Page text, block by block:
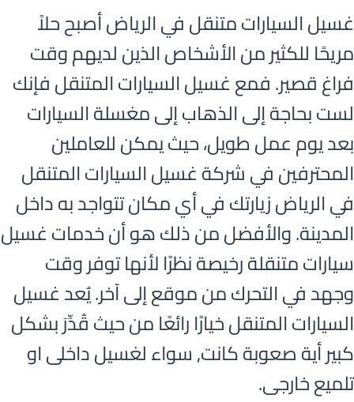
غسيل السيارات متنقل في الرياض أصبح حلاً
مريحًا للكثير من الأشخاص الذين لديهم وقت
فراغ قصير. فمع غسيل السيارات المتنقل فإنك
لست بحاجة إلى الذهاب إلى مغسلة السيارات
بعد يوم عمل طويل، حيث يمكن للعاملين
المحترفين في شركة غسيل السيارات المتنقل
في الرياض زيارتك في أي مكان تتواجد به داخل
المدينة. والأفضل من ذلك هو أن خدمات غسيل
سيارات متنقلة رخيصة نظرًا لأنها توفر وقت
وجهد في التحرك من موقع إلى آخر. يُعد غسيل
السيارات المتنقل خيارًا رائعًا من حيث قُدِّرَ بشكل
كبير أية صعوبة كانت, سواء لغسيل داخلى او
تلميع خارجى.